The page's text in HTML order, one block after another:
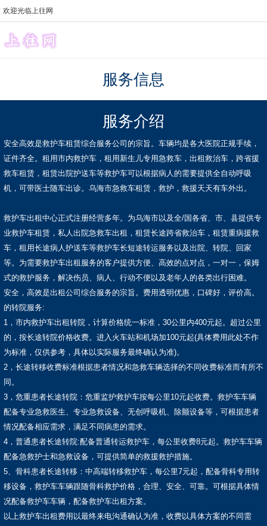
欢迎光临上往网
服务信息
服务介绍
安全高效是救护车租赁综合服务公司的宗旨。车辆均是各大医院正规手续，
证件齐全。租用市内救护车，租用新生儿专用急救车，出租救治车，跨省援
救车租赁，租赁出院护送车等救护车可以根据病人的需要提供全自动呼吸
机，可带医士随车出诊。乌海市急救车租赁，救护，救援天天有车外出。
救护车出租中心正式注册经营多年。为乌海市以及全/国各省、市、县提供专
业救护车租赁，私人出院急救车出租，租赁长途跨省救治车，租赁重病援救
车，租用长途病人护送车等救护车长短途转运服务以及出院、转院、回家
等。为需要救护车出租服务的客户提供方便、高效的点对点，一对一，保姆
式的救护服务，解决伤员、病人、行动不便以及老年人的各类出行困难。
安全，高效是出租公司综合服务的宗旨。费用透明优惠，口碑好，评价高。
的转院服务:
1，市内救护车出租转院，计算价格统一标准，30公里内400元起。超过公里
的，按长途转院价格收费。进入火车站和机场加100元起(具体费用此处不作
为标准，仅供参考，具体以实际服务最终确认为准)。
2，长途转移收费标准根据患者情况和急救车辆选择的不同收费标准而有所不
同。
3，危重患者长途转院：危重监护救护车按每公里10元起收费。救护车车辆
配备专业急救医生、专业急救设备、无创呼吸机、除颤设备等，可根据患者
情况配备相应需求，满足不同病患的需求。
4，普通患者长途转院:配备普通转运救护车，每公里收费8元起。救护车车辆
配备急救护士和急救设备，可提供简单的救援救护措施。
5、骨科患者长途转移：中高端转移救护车，每公里7元起，配备骨科专用转
移设备，救护车车辆跟随骨科救护价格，合理、安全、可靠。可根据具体情
况配备救护车车辆，配备救护车出租方案。
以上救护车出租费用以最终来电沟通确认为准，收费以具体方案的不同需